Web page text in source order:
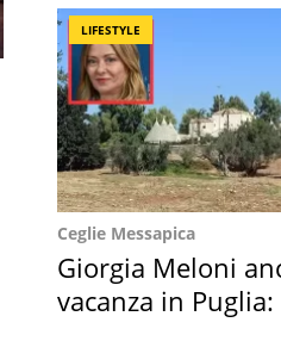
LIFESTYLE
Ceglie Messapica
Giorgia Meloni
vacanza in Puglia: